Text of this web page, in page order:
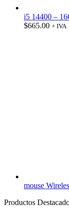
i5 14400 –
$665.00 + IVA
mouse
Productos